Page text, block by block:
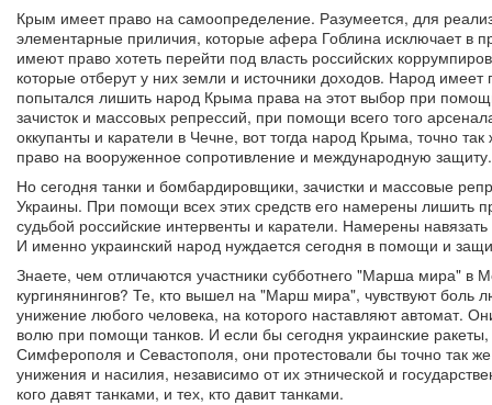
Крым имеет право на самоопределение. Разумеется, для
элементарные приличия, которые афера Гоблина исключает в
имеют право хотеть перейти под власть российских
которые отберут у них земли и источники доходов. Народ
попытался лишить народ Крыма права на этот выбор при
зачисток и массовых репрессий, при помощи всего того
оккупанты и каратели в Чечне, вот тогда народ Крыма, точно
право на вооруженное сопротивление и международную защиту.
Но сегодня танки и бомбардировщики, зачистки и массовые
Украины. При помощи всех этих средств его намерены лишить
судьбой российские интервенты и каратели. Намерены
И именно украинский народ нуждается сегодня в помощи и
Знаете, чем отличаются участники субботнего "Марша мира" в
кургинянингов? Те, кто вышел на "Марш мира", чувствуют боль
унижение любого человека, на которого наставляют автомат.
волю при помощи танков. И если бы сегодня украинские
Симферополя и Севастополя, они протестовали бы точно так
унижения и насилия, независимо от их этнической и
кого давят танками, и тех, кто давит танками.